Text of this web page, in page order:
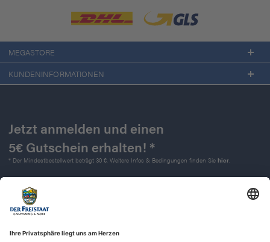
MEGASTORE
KUNDENINFORMATIONEN
Jetzt anmelden und einen
5€ Gutschein erhalten! *
* Der Mindestbestellwert beträgt 30 €. Weitere Infos & Bedingungen finden Sie hier.